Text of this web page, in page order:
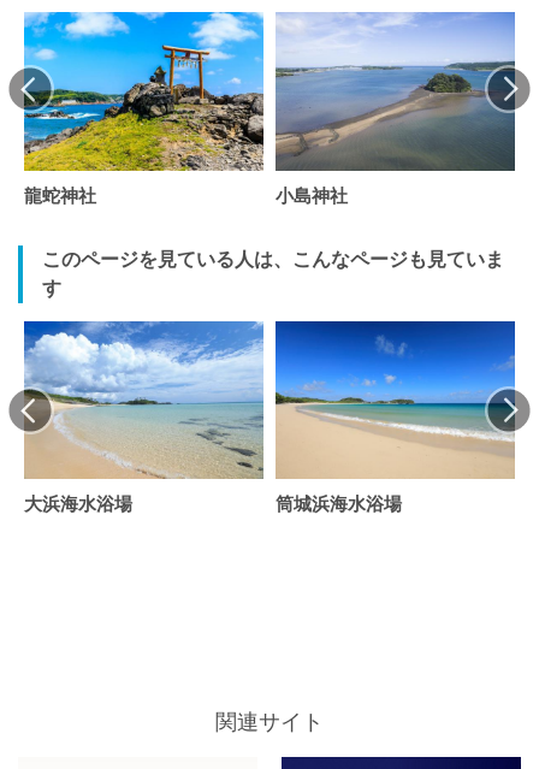
龍蛇神社 小島神社
このページを見ている人は、こんなページも見ていま
す
大浜海水浴場 筒城浜海水浴場
関連サイト